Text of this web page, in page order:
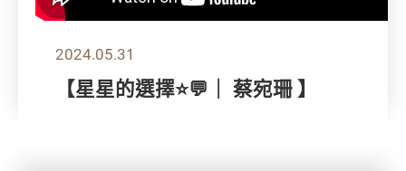
2024.05.31
【星星的選擇⭐💬｜ 蔡宛珊 】